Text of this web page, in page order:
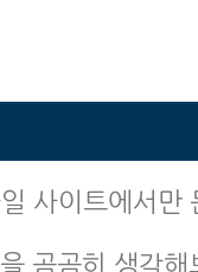
사이트에서만
곰곰히 생각해